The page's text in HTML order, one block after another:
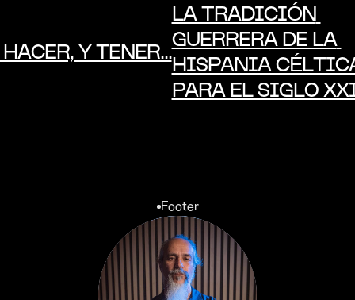
HACER, Y TENER...
LA TRADICIÓN
GUERRERA DE LA
HISPANIA
PARA EL SIGLO
Footer